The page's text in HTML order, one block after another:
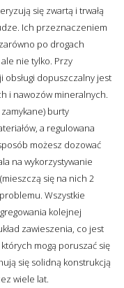
się zwartą i trwałą
Ich przeznaczeniem
po drogach
nie tylko. Przy
obsługi dopuszczalny jest
i nawozów mineralnych.
burty
a regulowana
możesz dozować
na wykorzystywanie
się na nich 2
Wszystkie
kolejnej
zawieszenia, co jest
mogą poruszać się
się solidną konstrukcją
wiele lat.